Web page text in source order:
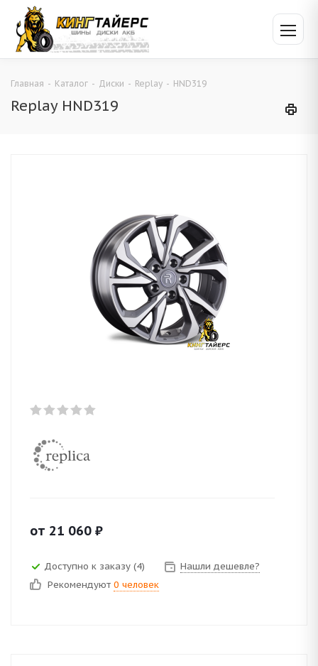
Главная - Каталог - Диски - Replay - HND319
Replay HND319
от 21 060 ₽
Доступно к заказу (4)
Нашли дешевле?
Рекомендуют 0 человек